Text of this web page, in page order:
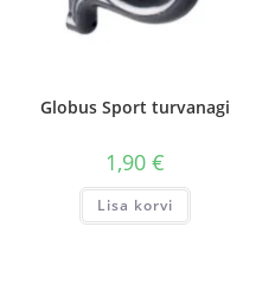
Globus Sport turvanagi
1,90 €
Lisa korvi